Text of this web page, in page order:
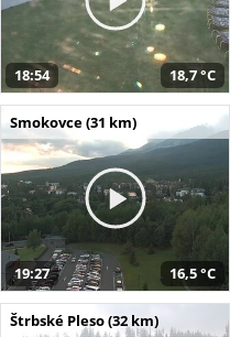
18:54 18,7 °C
Smokovce (31 km)
19:27 16,5 °C
Štrbské Pleso (32 km)